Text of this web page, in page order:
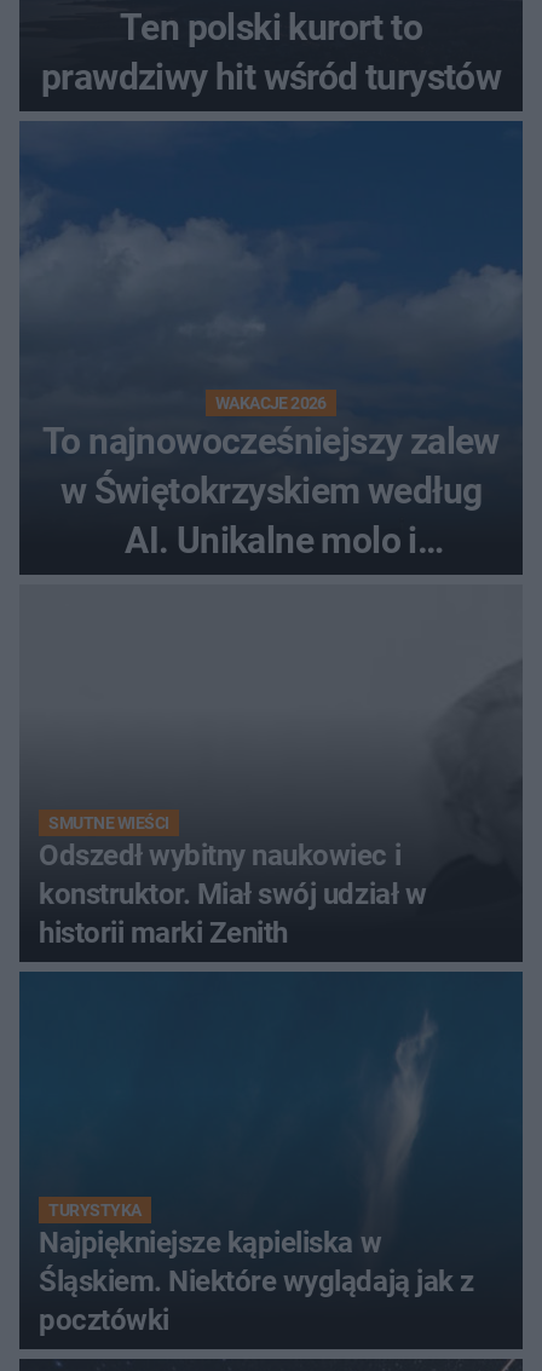
Ten polski kurort to
prawdziwy hit wśród turystów
WAKACJE 2026
To najnowocześniejszy zalew
w Świętokrzyskiem według
AI. Unikalne molo i
promenada
SMUTNE WIEŚCI
Odszedł wybitny naukowiec i
konstruktor. Miał swój udział w
historii marki Zenith
TURYSTYKA
Najpiękniejsze kąpieliska w
Śląskiem. Niektóre wyglądają jak z
pocztówki